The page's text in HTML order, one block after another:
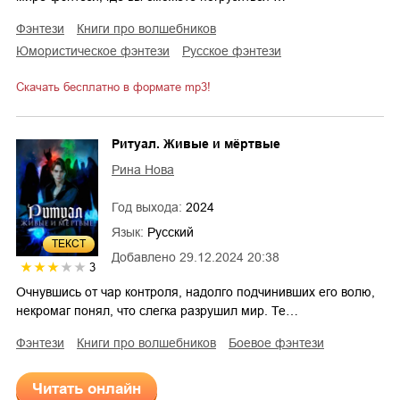
фэнтези
книги про волшебников
юмористическое фэнтези
русское фэнтези
Скачать бесплатно в формате mp3!
ТЕКСТ
3
Добавлено 29.12.2024 20:38
Ритуал. Живые и мёртвые
Рина Нова
Год выхода: 2024
Язык: Русский
Очнувшись от чар контроля, надолго подчинивших его волю,
некромаг понял, что слегка разрушил мир. Те…
фэнтези книги про волшебников боевое фэнтези
Читать онлайн